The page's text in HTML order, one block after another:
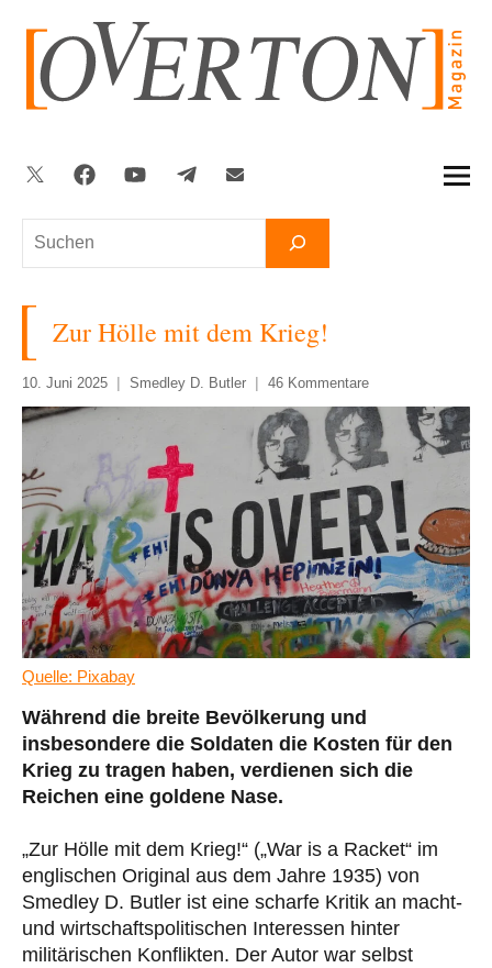
springen
Suchen
Twitter FacebookYouTubeTelegram
Zur Hölle mit dem Krieg!
10. Juni 2025 Smedley D. Butler 46 Kommentare
Quelle: Pixabay
Während die breite Bevölkerung und
insbesondere die Soldaten die Kosten für den
Krieg zu tragen haben, verdienen sich die
Reichen eine goldene Nase.
„Zur Hölle mit dem Krieg!“ („War is a Racket“ im
englischen Original aus dem Jahre 1935) von
Smedley D. Butler ist eine scharfe Kritik an macht-
und wirtschaftspolitischen Interessen hinter
militärischen Konflikten. Der Autor war selbst